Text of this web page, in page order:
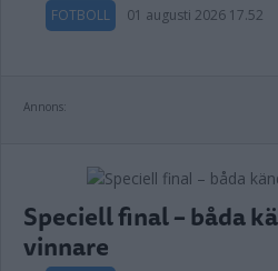
FOTBOLL 01 augusti 2026 17.52
Annons:
Speciell final – båda
vinnare